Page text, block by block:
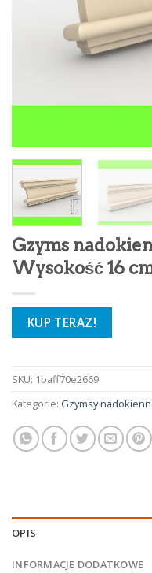
Gzyms
Wysokość 16
KUP TERAZ!
SKU: 1baff70e2669
Kategorie: Gzymsy
OPIS
INFORMACJE DODATKOWE